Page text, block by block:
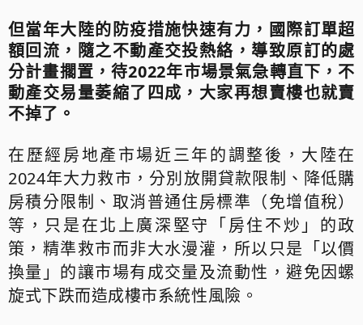
但當年大陸的防疫措施快速有力，國際訂單超
額回流，隨之不動產交投熱絡，導致原訂的處
分計畫擱置，待2022年市場景氣急轉直下，不
動產交易量萎縮了四成，大家再想賣樓也就賣
不掉了。
在歷經房地產市場近三年的調整後，大陸在
2024年大力救市，分別放開貸款限制、降低購
房積分限制、取消普通住房標準（免增值稅）
等，只是在北上廣深堅守「房住不炒」的政
策，精準救市而非大水漫灌，所以只是「以價
換量」的讓市場有成交量及流動性，避免因螺
旋式下跌而造成樓市系統性風險。